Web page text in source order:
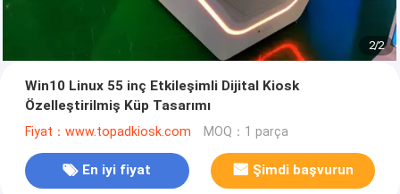
1/2
Win10 Linux 55 inç Etkileşimli Dijital Kiosk
Özelleştirilmiş Küp Tasarımı
Fiyat：www.topadkiosk.com MOQ：1 parça
En iyi fiyat Şimdi başvurun